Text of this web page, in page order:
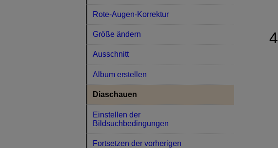
Rote-Augen-Korrektur
Größe ändern
Ausschnitt
Album erstellen
Diaschauen
Einstellen der
Bildsuchbedingungen
Fortsetzen der vorherigen